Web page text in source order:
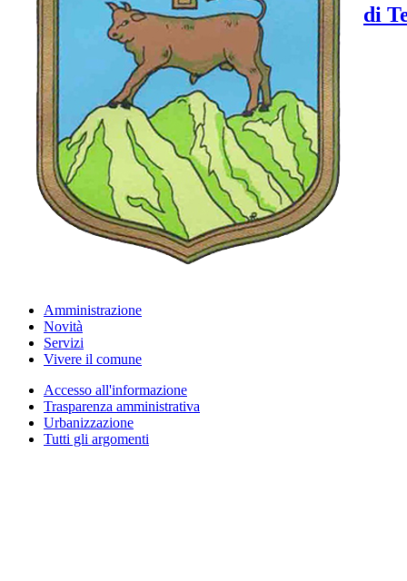
di
Amministrazione
Novità
Servizi
Vivere il comune
Accesso all'informazione
Trasparenza amministrativa
Urbanizzazione
Tutti gli argomenti